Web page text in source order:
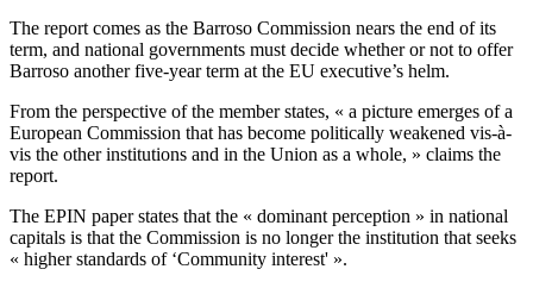
The report comes as the Barroso Commission nears the end of its
term, and national governments must decide whether or not to offer
Barroso another five-year term at the EU executive’s helm.
From the perspective of the member states, « a picture emerges of a
European Commission that has become politically weakened vis-à-
vis the other institutions and in the Union as a whole, » claims the
report.
The EPIN paper states that the « dominant perception » in national
capitals is that the Commission is no longer the institution that seeks
« higher standards of ‘Community interest' ».